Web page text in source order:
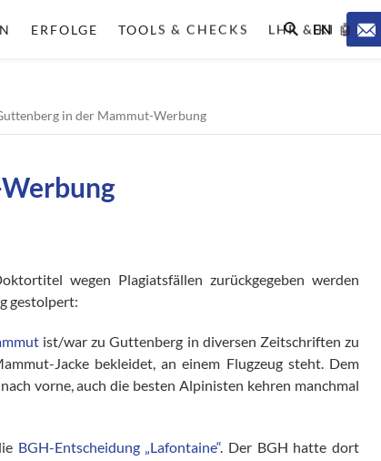
ERFOLGE TOOLS & CHECKS LHR & KI 🤖
EN
in der Mammut-Werbung
wegen Plagiatsfällen zurückgegeben werden
gestolpert:
ist/war zu Guttenberg in diversen Zeitschriften zu
Jacke bekleidet, an einem Flugzeug steht. Dem
vorne, auch die besten Alpinisten kehren manchmal
BGH-Entscheidung „Lafontaine“. Der BGH hatte dort